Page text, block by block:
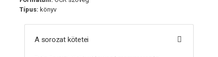
Típus: könyv
A sorozat kötetei